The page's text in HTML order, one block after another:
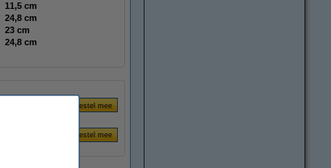
11,5 cm
24,8 cm
23 cm
24,8 cm